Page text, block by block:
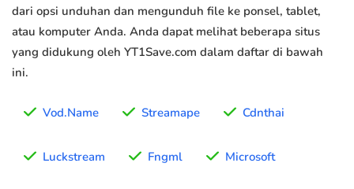
dari opsi unduhan dan mengunduh file ke ponsel, tablet,
atau komputer Anda. Anda dapat melihat beberapa situs
yang didukung oleh YT1Save.com dalam daftar di bawah
ini.
Vod.Name Streamape Cdnthai
Luckstream Fngml Microsoft